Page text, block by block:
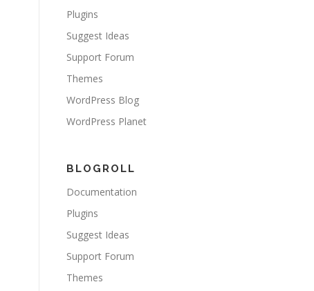
Plugins
Suggest Ideas
Support Forum
Themes
WordPress Blog
WordPress Planet
BLOGROLL
Documentation
Plugins
Suggest Ideas
Support Forum
Themes